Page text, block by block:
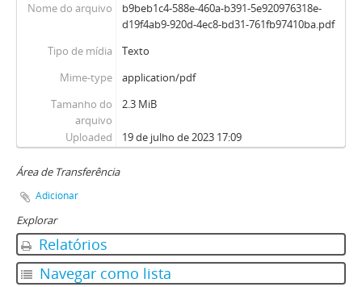
Nome do arquivo
b9beb1c4-588e-460a-b391-5e920976318e-
d19f4ab9-920d-4ec8-bd31-761fb97410ba.pdf
Tipo de mídia
Texto
Mime-type
application/pdf
Tamanho do
arquivo
2.3 MiB
Uploaded 19 de julho de 2023 17:09
Área de Transferência
Adicionar
Explorar
Relatórios
Navegar como lista